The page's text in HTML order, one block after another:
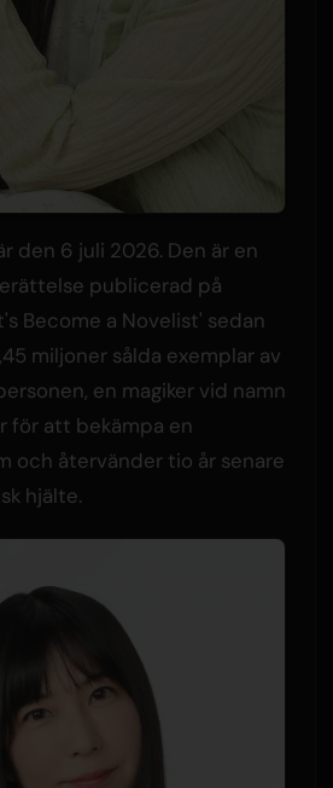
den 6 juli 2026. Den är en
publicerad på
Become a Novelist' sedan
miljoner sålda exemplar av
en magiker vid namn
för att bekämpa en
och återvänder tio år senare
hjälte.